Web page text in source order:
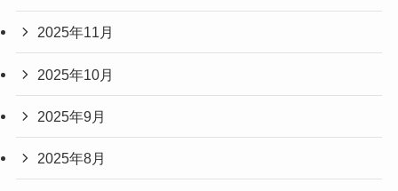
2025年11月
2025年10月
2025年9月
2025年8月